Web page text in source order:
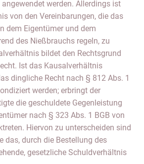
werden. Allerdings ist
von den Vereinbarungen, die das
dem Eigentümer und dem
des Nießbrauchs regeln, zu
bildet den Rechtsgrund
Ist das Kausalverhältnis
dingliche Recht nach § 812 Abs. 1
werden; erbringt der
die geschuldete Gegenleistung
nach § 323 Abs. 1 BGB von
Hiervon zu unterscheiden sind
das, durch die Bestellung des
gesetzliche Schuldverhältnis